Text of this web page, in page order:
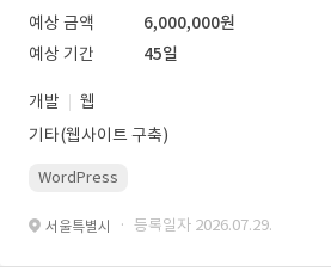
예상 금액
6,000,000원
예상 기간
45일
개발
웹
기타(웹사이트 구축)
WordPress
서울특별시 · 등록일자 2026.07.29.